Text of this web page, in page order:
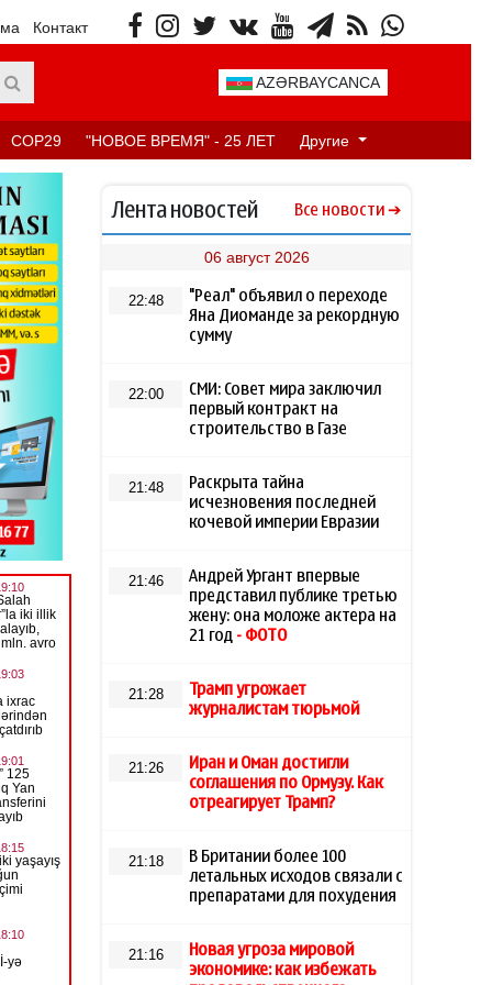
Контакт
AZƏRBAYCANCA
COP29 "НОВОЕ ВРЕМЯ" - 25 ЛЕТ Другие
Лента новостей Все новости
06 август 2026
22:48
"Реал" объявил о переходе
Яна Диоманде за рекордную
сумму
22:00
СМИ: Совет мира заключил
первый контракт на
строительство в Газе
21:48
Раскрыта тайна
исчезновения последней
кочевой империи Евразии
21:46
Андрей Ургант впервые
представил публике третью
жену: она моложе актера на
21 год - ФОТО
21:28
Трамп угрожает
журналистам тюрьмой
21:26
Иран и Оман достигли
соглашения по Ормузу. Как
отреагирует Трамп?
21:18
В Британии более 100
летальных исходов связали с
препаратами для похудения
21:16
Новая угроза мировой
экономике: как избежать